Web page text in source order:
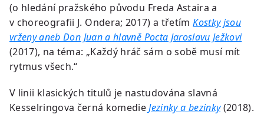
(o hledání pražského původu Freda Astaira a
v choreografii J. Ondera; 2017) a třetímKostky jsou
vrženy aneb Don Juan a hlavně Pocta Jaroslavu Ježkovi
(2017), na téma: „Každý hráč sám o sobě musí mít
rytmus všech.“
V linii klasických titulů je nastudována slavná
Kesselringova černá komedieJezinky a bezinky(2018).